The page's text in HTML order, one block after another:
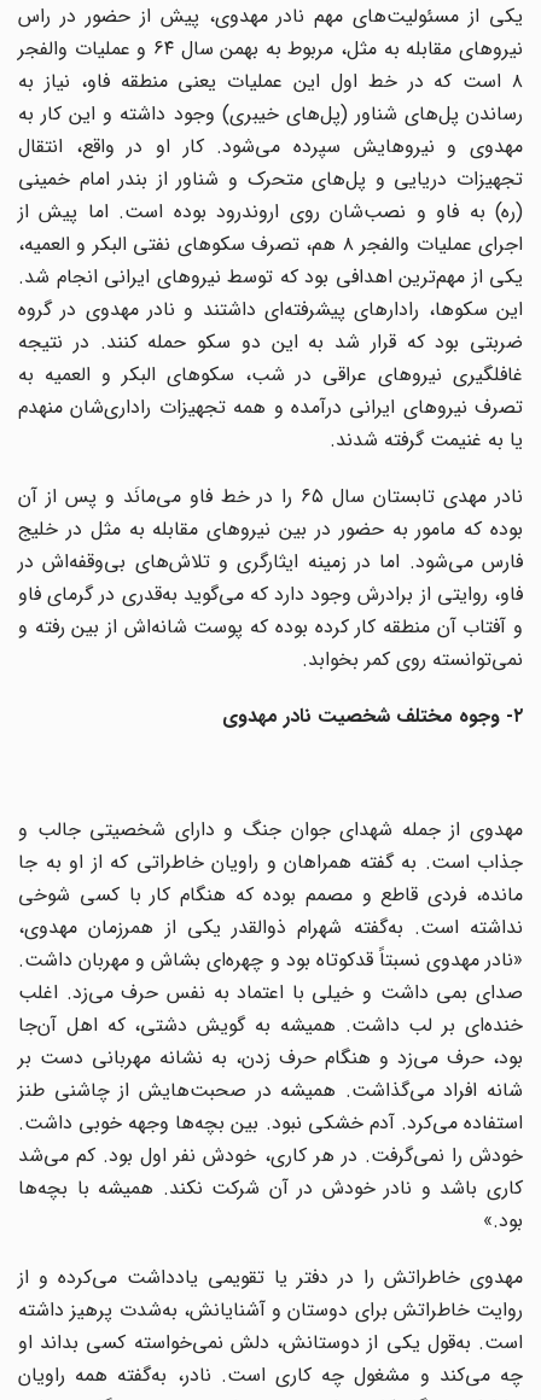
یکی از مسئولیت‌های مهم نادر مهدوی، پیش از حضور در راس
نیروهای مقابله به مثل، مربوط به بهمن سال ۶۴ و عملیات والفجر
۸ است که در خط اول این عملیات یعنی منطقه فاو، نیاز به
رساندن پل‌های شناور (پل‌های خیبری) وجود داشته و این کار به
مهدوی و نیروهایش سپرده می‌شود. کار او در واقع، انتقال
تجهیزات دریایی و پل‌های متحرک و شناور از بندر امام خمینی
(ره) به فاو و نصب‌شان روی اروندرود بوده است. اما پیش از
اجرای عملیات والفجر ۸ هم، تصرف سکوهای نفتی البکر و العمیه،
یکی از مهم‌ترین اهدافی بود که توسط نیروهای ایرانی انجام شد.
این سکوها، رادارهای پیشرفته‌ای داشتند و نادر مهدوی در گروه
ضربتی بود که قرار شد به این دو سکو حمله کنند. در نتیجه
غافلگیری نیروهای عراقی در شب، سکوهای البکر و العمیه به
تصرف نیروهای ایرانی درآمده و همه تجهیزات راداری‌شان منهدم
یا به غنیمت گرفته شدند.
نادر مهدی تابستان سال ۶۵ را در خط فاو می‌مانَد و پس از آن
بوده که مامور به حضور در بین نیروهای مقابله به مثل در خلیج
فارس می‌شود. اما در زمینه ایثارگری و تلاش‌های بی‌وقفه‌اش در
فاو، روایتی از برادرش وجود دارد که می‌گوید به‌قدری در گرمای فاو
و آفتاب آن منطقه کار کرده بوده که پوست شانه‌اش از بین رفته و
نمی‌توانسته روی کمر بخوابد.
مهدوی از جمله شهدای جوان جنگ و دارای شخصیتی جالب و
جذاب است. به گفته همراهان و راویان خاطراتی که از او به جا
مانده، فردی قاطع و مصمم بوده که هنگام کار با کسی شوخی
نداشته است. به‌گفته شهرام ذوالقدر یکی از همرزمان مهدوی،
«نادر مهدوی نسبتاً قدکوتاه بود و چهره‌ای بشاش و مهربان داشت.
صدای بمی داشت و خیلی با اعتماد به نفس حرف می‌زد. اغلب
خنده‌ای بر لب داشت. همیشه به گویش دشتی، که اهل آن‌جا
بود، حرف می‌زد و هنگام حرف زدن، به نشانه مهربانی دست بر
شانه افراد می‌گذاشت. همیشه در صحبت‌هایش از چاشنی طنز
استفاده می‌کرد. آدم خشکی نبود. بین بچه‌ها وجهه خوبی داشت.
خودش را نمی‌گرفت. در هر کاری، خودش نفر اول بود. کم می‌شد
کاری باشد و نادر خودش در آن شرکت نکند. همیشه با بچه‌ها
بود.»
مهدوی خاطراتش را در دفتر یا تقویمی یادداشت می‌کرده و از
روایت خاطراتش برای دوستان و آشنایانش، به‌شدت پرهیز داشته
است. به‌قول یکی از دوستانش، دلش نمی‌خواسته کسی بداند او
چه می‌کند و مشغول چه کاری است. نادر، به‌گفته همه راویان